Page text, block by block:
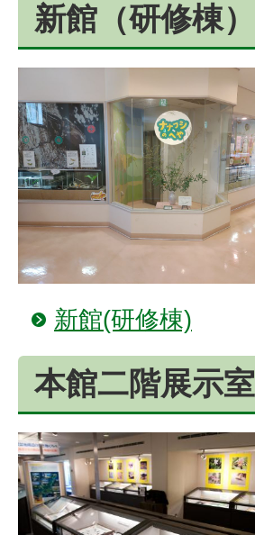
新館（研修棟）
新館(研修棟)
本館二階展示室